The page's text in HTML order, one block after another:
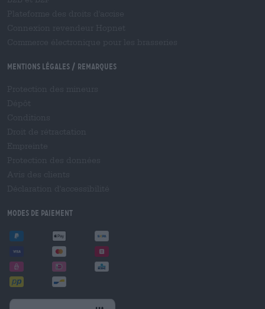
Mentions légales / Remarques
Modes de paiement